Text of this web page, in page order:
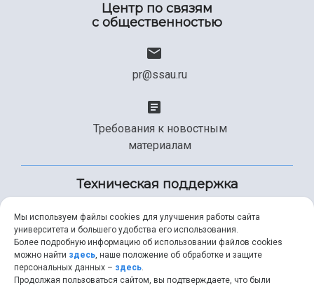
Центр по связям
с общественностью
pr@ssau.ru
Требования к новостным
материалам
Техническая поддержка
+7 (846) 267-49-99
Мы используем файлы cookies для улучшения работы сайта
университета и большего удобства его использования.
Более подробную информацию об использовании файлов cookies
можно найти здесь, наше положение об обработке и защите
персональных данных – здесь.
Продолжая пользоваться сайтом, вы подтверждаете, что были